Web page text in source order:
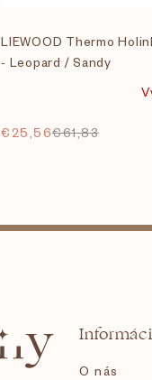
LIEWOOD Thermo
- Leopard / Sandy
€25,56€61,83
O nás